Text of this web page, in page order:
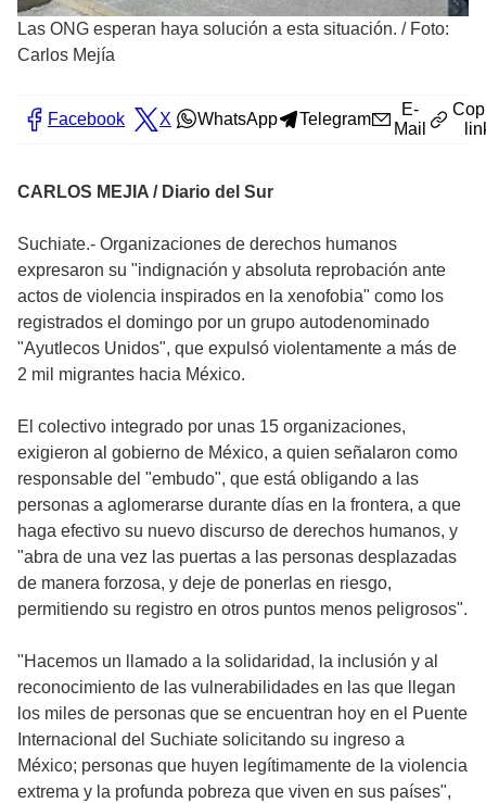
Las ONG esperan haya solución a esta situación. / Foto:
Carlos Mejía
Facebook X WhatsApp Telegram
E-
Mail
CARLOS MEJIA / Diario del Sur
Suchiate.- Organizaciones de derechos humanos
expresaron su "indignación y absoluta reprobación ante
actos de violencia inspirados en la xenofobia" como los
registrados el domingo por un grupo autodenominado
"Ayutlecos Unidos", que expulsó violentamente a más de
2 mil migrantes hacia México.
El colectivo integrado por unas 15 organizaciones,
exigieron al gobierno de México, a quien señalaron como
responsable del "embudo", que está obligando a las
personas a aglomerarse durante días en la frontera, a que
haga efectivo su nuevo discurso de derechos humanos, y
"abra de una vez las puertas a las personas desplazadas
de manera forzosa, y deje de ponerlas en riesgo,
permitiendo su registro en otros puntos menos peligrosos".
"Hacemos un llamado a la solidaridad, la inclusión y al
reconocimiento de las vulnerabilidades en las que llegan
los miles de personas que se encuentran hoy en el Puente
Internacional del Suchiate solicitando su ingreso a
México; personas que huyen legítimamente de la violencia
extrema y la profunda pobreza que viven en sus países",